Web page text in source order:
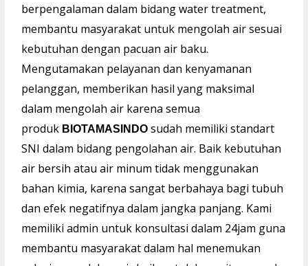
berpengalaman dalam bidang water treatment,
membantu masyarakat untuk mengolah air sesuai
kebutuhan dengan pacuan air baku.
Mengutamakan pelayanan dan kenyamanan
pelanggan, memberikan hasil yang maksimal
dalam mengolah air karena semua
produk BIOTAMASINDOsudah memiliki standart
SNI dalam bidang pengolahan air. Baik kebutuhan
air bersih atau air minum tidak menggunakan
bahan kimia, karena sangat berbahaya bagi tubuh
dan efek negatifnya dalam jangka panjang. Kami
memiliki admin untuk konsultasi dalam 24jam guna
membantu masyarakat dalam hal menemukan